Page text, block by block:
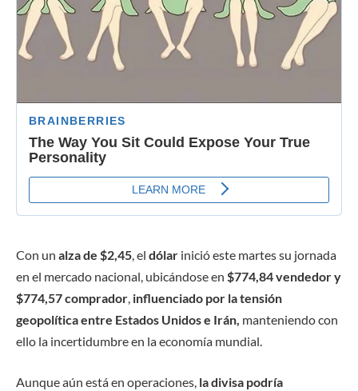
Con un alza de $2,45, el dólar inició este martes su jornada
en el mercado nacional, ubicándose en $774,84 vendedor y
$774,57 comprador, influenciado por latensión
geopolítica entre Estados Unidos e Irán, manteniendo con
ello la incertidumbre en la economía mundial.
Aunque aún está en operaciones, la divisa podría